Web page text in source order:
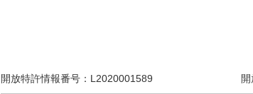
開放特許情報番号： L2020001589